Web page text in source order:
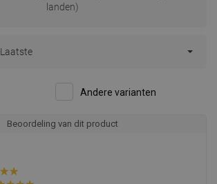
landen)
Andere varianten
Laatste
Beoordeling van dit product